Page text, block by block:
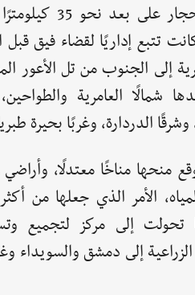
تقع المحجار
تتبع إداريًا لقضاء فيق قبل
إلى الجنوب من تل الأعور
شمالًا العامرية
الدردارة، وغربًا بحيرة
منحها مناخًا معتدلًا،
الأمر الذي جعلها من
تحولت إلى مركز لتجميع
إلى دمشق والسويداء